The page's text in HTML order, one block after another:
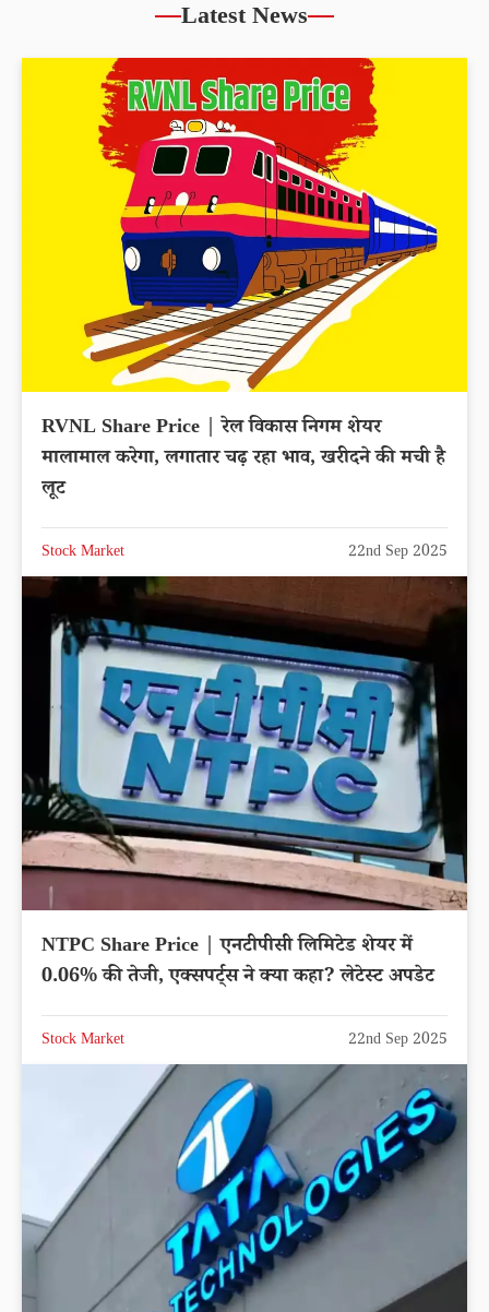
Latest News
RVNL Share Price | रेल विकास निगम शेयर
मालामाल करेगा, लगातार चढ़ रहा भाव, खरीदने की मची है
लूट
Stock Market 22nd Sep 2025
NTPC Share Price | एनटीपीसी लिमिटेड शेयर में
0.06% की तेजी, एक्सपर्ट्स ने क्या कहा? लेटेस्ट अपडेट
Stock Market 22nd Sep 2025